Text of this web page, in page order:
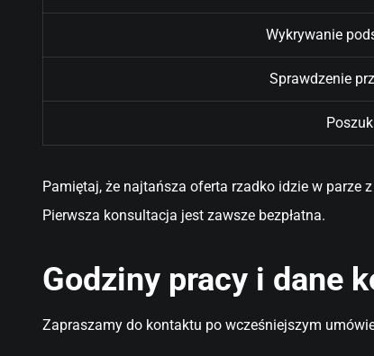
Wykrywanie
Sprawdzenie
Pamiętaj, że najtańsza oferta rzadko idzie w parze
Pierwsza konsultacja jest zawsze bezpłatna.
Godziny pracy i dane
Zapraszamy do kontaktu po wcześniejszym